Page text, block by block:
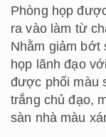
Phòng họp
ra vào làm từ
Nhằm giảm bớt
họp lãnh đạo
được phối màu
trắng chủ đạo,
sàn nhà màu